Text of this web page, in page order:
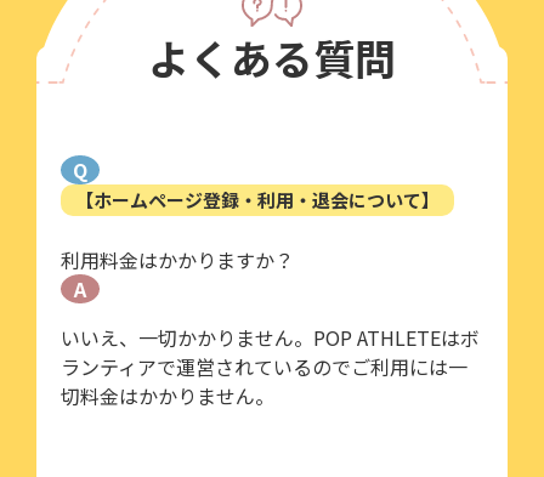
よくある質問
Q
【ホームページ登録・利用・退会について】
利用料金はかかりますか？
A
いいえ、一切かかりません。POP ATHLETEはボ
ランティアで運営されているのでご利用には一
切料金はかかりません。